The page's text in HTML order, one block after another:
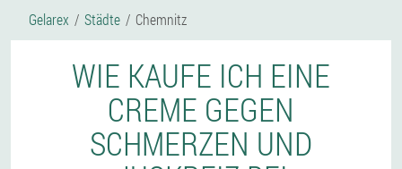
Gelarex Städte Chemnitz
WIE KAUFE ICH EINE
CREME GEGEN
SCHMERZEN UND